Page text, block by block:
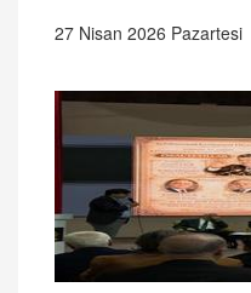
27 Nisan 2026 Pazartesi